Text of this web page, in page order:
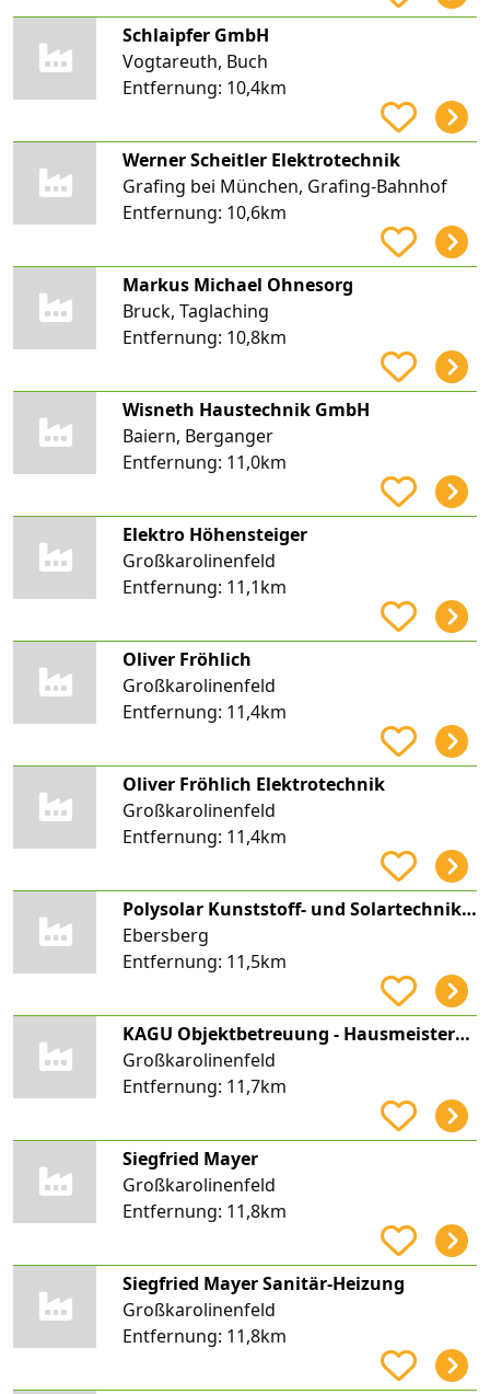
Schlaipfer GmbH
Vogtareuth, Buch
Entfernung: 10,4km
Werner Scheitler Elektrotechnik
Grafing bei München, Grafing-Bahnhof
Entfernung: 10,6km
Markus Michael Ohnesorg
Bruck, Taglaching
Entfernung: 10,8km
Wisneth Haustechnik GmbH
Baiern, Berganger
Entfernung: 11,0km
Elektro Höhensteiger
Großkarolinenfeld
Entfernung: 11,1km
Oliver Fröhlich
Großkarolinenfeld
Entfernung: 11,4km
Oliver Fröhlich Elektrotechnik
Großkarolinenfeld
Entfernung: 11,4km
Polysolar Kunststoff- und Solartechnik GmbH
Ebersberg
Entfernung: 11,5km
KAGU Objektbetreuung - Hausmeisterservice
Großkarolinenfeld
Entfernung: 11,7km
Siegfried Mayer
Großkarolinenfeld
Entfernung: 11,8km
Siegfried Mayer Sanitär-Heizung
Großkarolinenfeld
Entfernung: 11,8km